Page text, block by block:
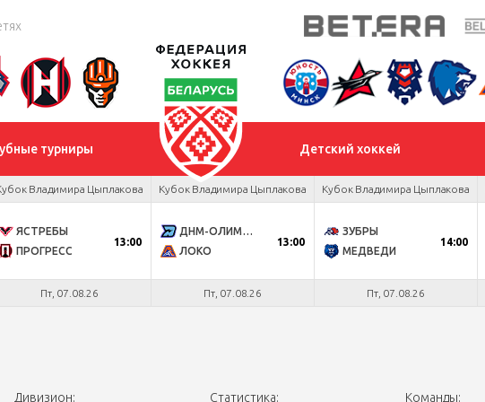
турниры Детский хоккей
Владимира Цыплакова
ЯСТРЕБЫ
ПРОГРЕСС
13:00
Пт, 07.08.26
Кубок Владимира Цыплакова
ДНМ-ОЛИМПИК
ЛОКО
13:00
Пт, 07.08.26
Кубок Владимира Цыплакова
ЗУБРЫ
МЕДВЕДИ
14:00
Пт, 07.08.26
Дивизион: Статистика: Команды: